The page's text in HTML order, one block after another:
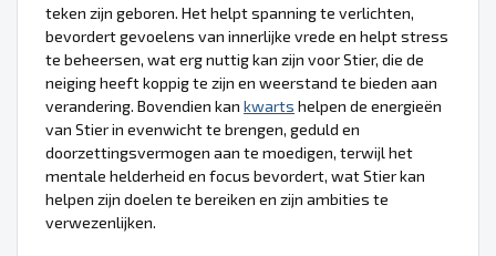
teken zijn geboren. Het helpt spanning te verlichten,
bevordert gevoelens van innerlijke vrede en helpt stress
te beheersen, wat erg nuttig kan zijn voor Stier, die de
neiging heeft koppig te zijn en weerstand te bieden aan
verandering. Bovendien kan kwarts helpen de energieën
van Stier in evenwicht te brengen, geduld en
doorzettingsvermogen aan te moedigen, terwijl het
mentale helderheid en focus bevordert, wat Stier kan
helpen zijn doelen te bereiken en zijn ambities te
verwezenlijken.